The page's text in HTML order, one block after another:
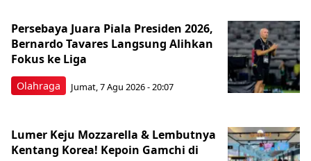
Olahraga
Persebaya Juara Piala Presiden 2026,
Bernardo Tavares Langsung Alihkan
Fokus ke Liga
Jumat, 7 Agu 2026 - 20:07
Lumer Keju Mozzarella & Lembutnya
Kentang Korea! Kepoin Gamchi di